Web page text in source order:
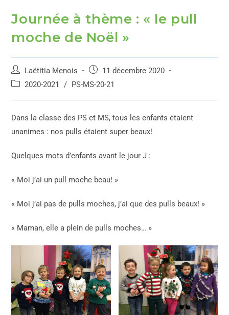
Journée à thème : « le pull
moche de Noël »
Laëtitia Menois
11 décembre 2020
2020-2021
/ PS-MS-20-21
Dans la classe des PS et MS, tous les enfants étaient
unanimes : nos pulls étaient super beaux!
Quelques mots d’enfants avant le jour J :
« Moi j’ai un pull moche beau! »
« Moi j’ai pas de pulls moches, j’ai que des pulls beaux! »
« Maman, elle a plein de pulls moches… »